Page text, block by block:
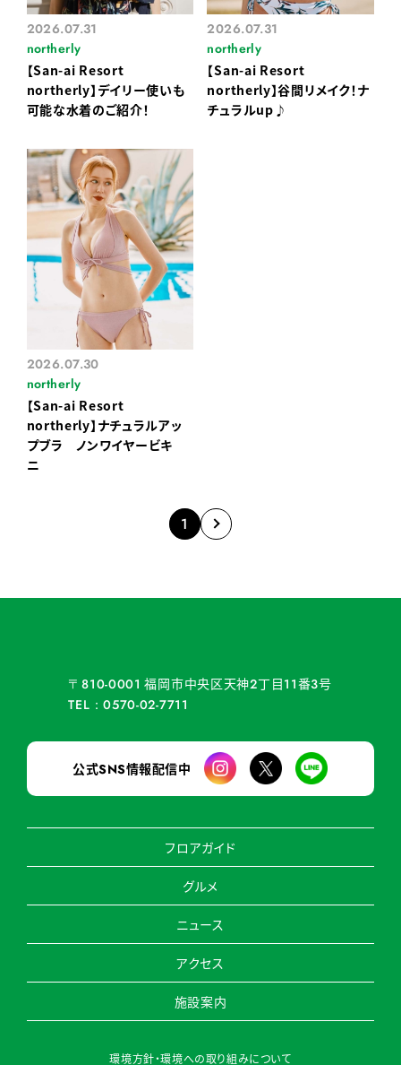
2026.07.31
northerly
【San-ai Resort
northerly】デイリー使いも
可能な水着のご紹介！
2026.07.31
northerly
【San-ai Resort
northerly】谷間リメイク！ナ
チュラルup♪
2026.07.30
northerly
【San-ai Resort
northerly】ナチュラルアッ
プブラ ノンワイヤービキ
ニ
1
〒810-0001 福岡市中央区天神2丁目11番3号
TEL：0570-02-7711
公式SNS情報配信中
フロアガイド
グルメ
ニュース
アクセス
施設案内
環境方針・環境への取り組みについて